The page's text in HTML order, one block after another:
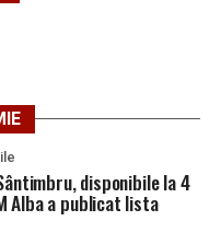
disponibile la 4
Alba a publicat lista